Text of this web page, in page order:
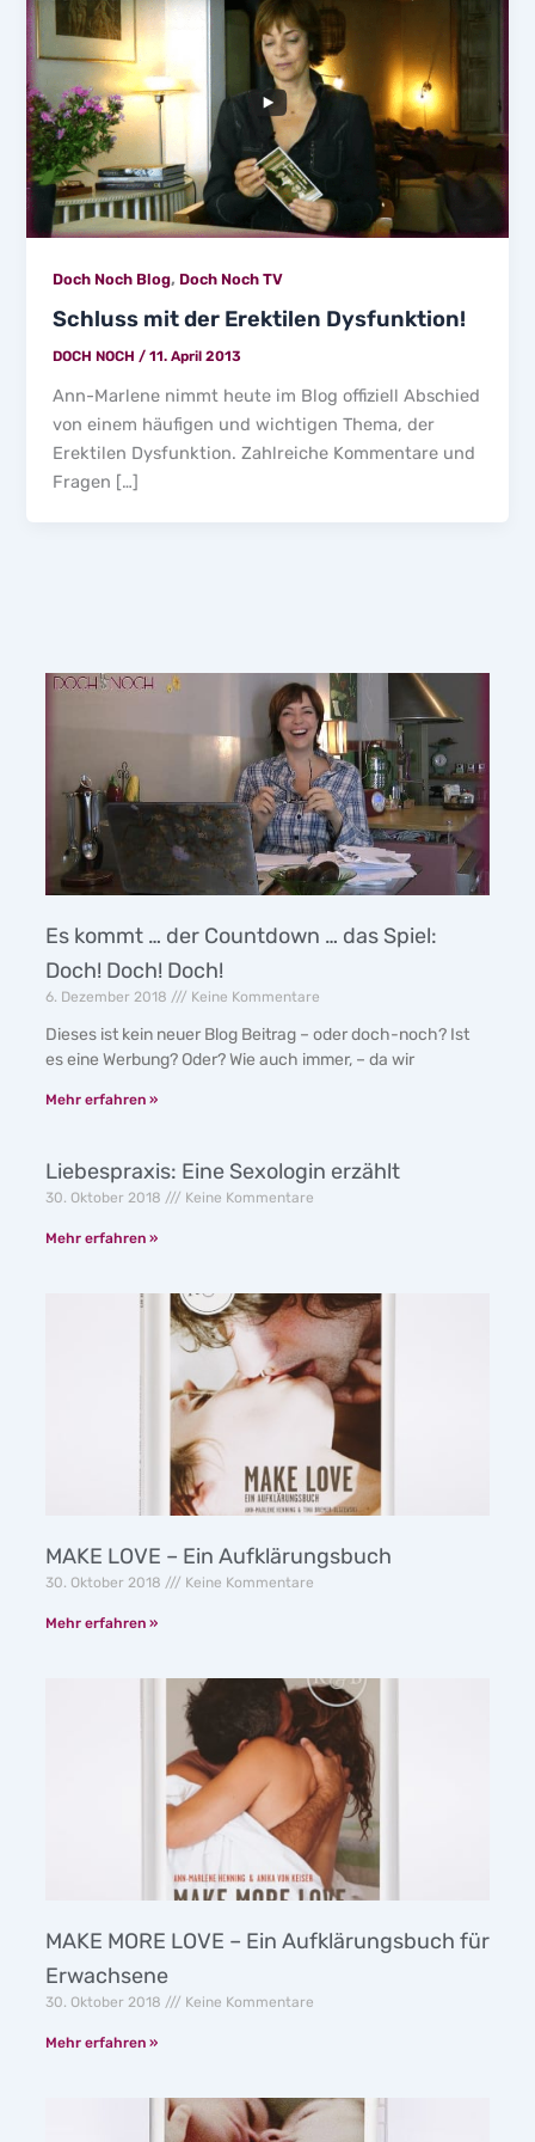
Doch Noch Blog, Doch Noch TV
Schluss mit der Erektilen Dysfunktion!
DOCH NOCH/11. April 2013
Ann-Marlene nimmt heute im Blog offiziell Abschied
von einem häufigen und wichtigen Thema, der
Erektilen Dysfunktion. Zahlreiche Kommentare und
Fragen […]
Es kommt … der Countdown … das Spiel:
Doch! Doch! Doch!
6. Dezember 2018 Keine Kommentare
Dieses ist kein neuer Blog Beitrag – oder doch-noch? Ist
es eine Werbung? Oder? Wie auch immer, – da wir
Mehr erfahren »
Liebespraxis: Eine Sexologin erzählt
30. Oktober 2018 Keine Kommentare
Mehr erfahren »
MAKE LOVE – Ein Aufklärungsbuch
30. Oktober 2018 Keine Kommentare
Mehr erfahren »
MAKE MORE LOVE – Ein Aufklärungsbuch für
Erwachsene
30. Oktober 2018 Keine Kommentare
Mehr erfahren »